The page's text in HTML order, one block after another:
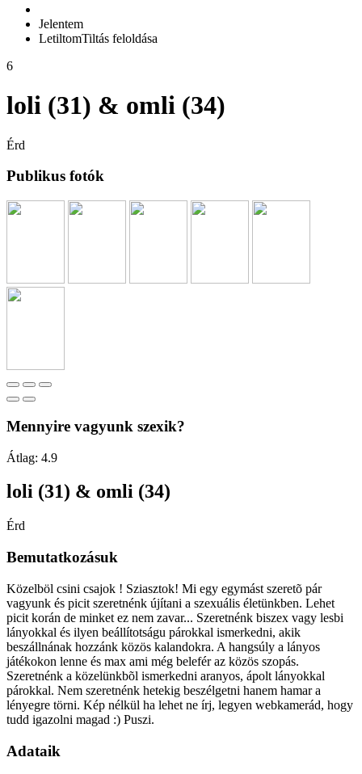
Jelentem
LetiltomTiltás feloldása
6
loli (31) & omli (34)
Érd
Publikus fotók
Mennyire vagyunk szexik?
Átlag: 4.9
loli (31) & omli (34)
Érd
Bemutatkozásuk
Közelböl csini csajok ! Sziasztok! Mi egy egymást szeretõ pár
vagyunk és picit szeretnénk újítani a szexuális életünkben. Lehet
picit korán de minket ez nem zavar... Szeretnénk biszex vagy lesbi
lányokkal és ilyen beállítotságu párokkal ismerkedni, akik
beszállnának hozzánk közös kalandokra. A hangsúly a lányos
játékokon lenne és max ami még belefér az közös szopás.
Szeretnénk a közelünkbõl ismerkedni aranyos, ápolt lányokkal
párokkal. Nem szeretnénk hetekig beszélgetni hanem hamar a
lényegre törni. Kép nélkül ha lehet ne írj, legyen webkamerád, hogy
tudd igazolni magad :) Puszi.
Adataik